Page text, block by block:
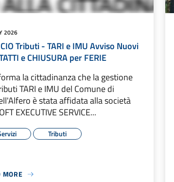
2026
Tributi - TARI e IMU Avviso Nuovi
e CHIUSURA per FERIE
la cittadinanza che la gestione
TARI e IMU del Comune di
è stata affidata alla società
EXECUTIVE SERVICE...
Tributi
MORE